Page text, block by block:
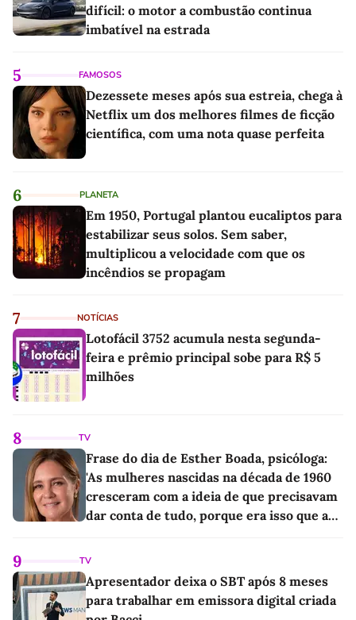
difícil: o motor a combustão continua
imbatível na estrada
5 FAMOSOS
Dezessete meses após sua estreia, chega à
Netflix um dos melhores filmes de ficção
científica, com uma nota quase perfeita
6 PLANETA
Em 1950, Portugal plantou eucaliptos para
estabilizar seus solos. Sem saber,
multiplicou a velocidade com que os
incêndios se propagam
7 NOTÍCIAS
Lotofácil 3752 acumula nesta segunda-
feira e prêmio principal sobe para R$ 5
milhões
8 TV
Frase do dia de Esther Boada, psicóloga:
'As mulheres nascidas na década de 1960
cresceram com a ideia de que precisavam
dar conta de tudo, porque era isso que a
9 TV
Apresentador deixa o SBT após 8 meses
para trabalhar em emissora digital criada